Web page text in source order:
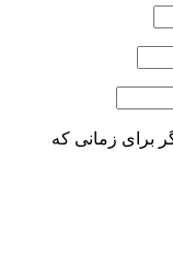
برای زمانی که